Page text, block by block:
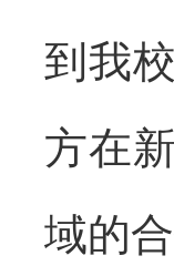
到我
方在
域的